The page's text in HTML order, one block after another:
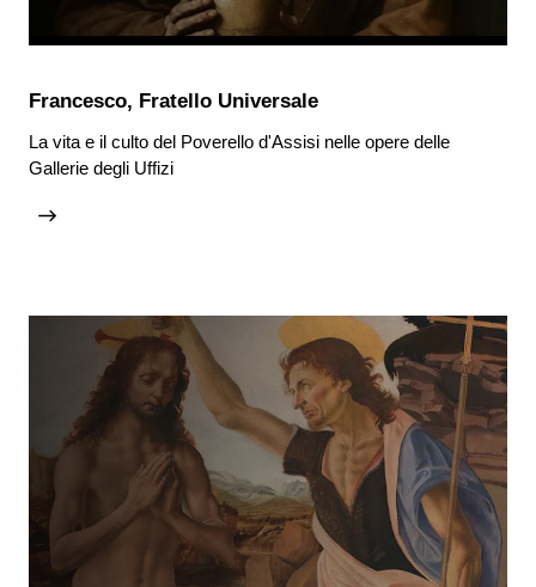
Francesco, Fratello Universale
La vita e il culto del Poverello d'Assisi nelle opere delle
Gallerie degli Uffizi